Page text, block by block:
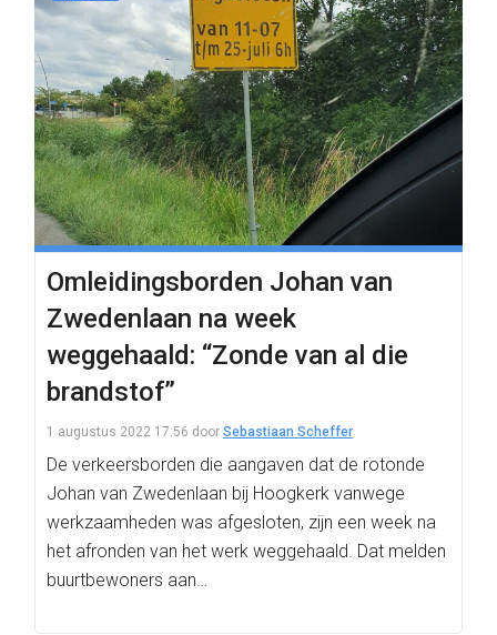
Omleidingsborden Johan van
Zwedenlaan na week
weggehaald: “Zonde van al die
brandstof”
1 augustus 2022 17:56 door Sebastiaan Scheffer
De verkeersborden die aangaven dat de rotonde
Johan van Zwedenlaan bij Hoogkerk vanwege
werkzaamheden was afgesloten, zijn een week na
het afronden van het werk weggehaald. Dat melden
buurtbewoners aan…